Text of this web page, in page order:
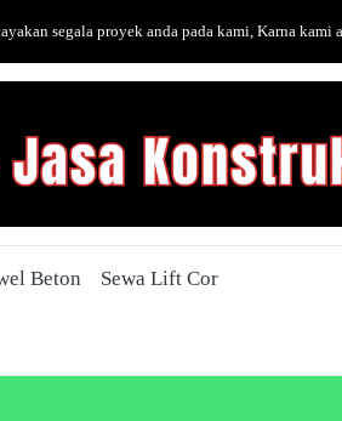
segala proyek anda pada kami, Karna kami
Beton Sewa Lift Cor